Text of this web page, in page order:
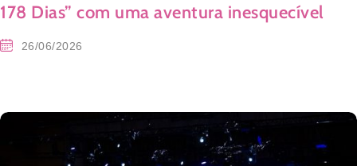
178 Dias” com uma aventura inesquecível
26/06/2026